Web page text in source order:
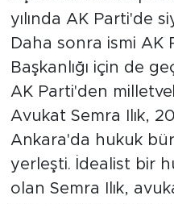
yılında AK Parti'de
Daha sonra ismi AK
Başkanlığı için de
AK Parti'den
Avukat Semra Ilık,
Ankara'da hukuk
yerleşti. İdealist bir
olan Semra Ilık,